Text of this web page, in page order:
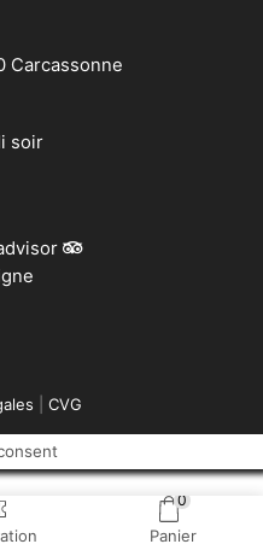
Carcassonne
soir
CVG
0
Panier